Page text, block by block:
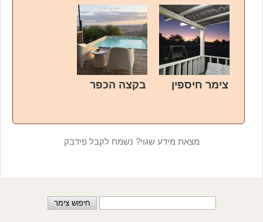
צימר חיספין בקצה הכפר
מצאת מידע שגוי? נשמח לקבל פידבק